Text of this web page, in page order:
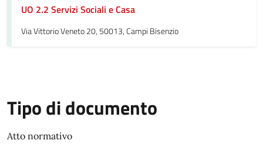
UO 2.2 Servizi Sociali e Casa
Via Vittorio Veneto 20, 50013, Campi Bisenzio
Tipo di documento
Atto normativo